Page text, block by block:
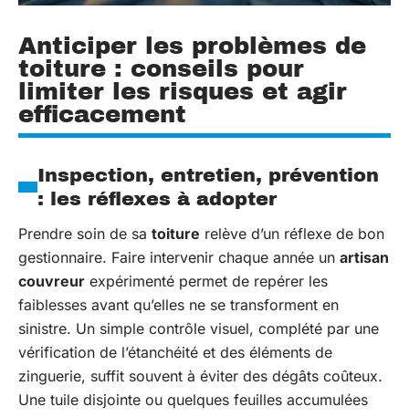
Anticiper les problèmes de
toiture : conseils pour
limiter les risques et agir
efficacement
Inspection, entretien, prévention
: les réflexes à adopter
Prendre soin de sa toiture relève d’un réflexe de bon
gestionnaire. Faire intervenir chaque année un artisan
couvreur expérimenté permet de repérer les
faiblesses avant qu’elles ne se transforment en
sinistre. Un simple contrôle visuel, complété par une
vérification de l’étanchéité et des éléments de
zinguerie, suffit souvent à éviter des dégâts coûteux.
Une tuile disjointe ou quelques feuilles accumulées